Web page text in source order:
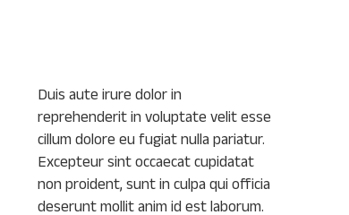
Duis aute irure dolor in
reprehenderit in voluptate velit esse
cillum dolore eu fugiat nulla pariatur.
Excepteur sint occaecat cupidatat
non proident, sunt in culpa qui officia
deserunt mollit anim id est laborum.